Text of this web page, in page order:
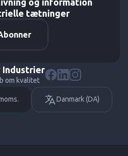
tætninger
Industrier
om kvalitet
Danmark (DA)